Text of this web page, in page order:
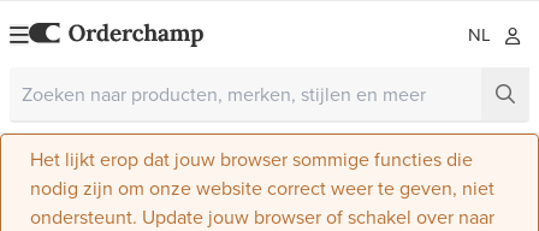
NL
Het lijkt erop dat jouw browser sommige functies die
nodig zijn om onze website correct weer te geven, niet
ondersteunt. Update jouw browser of schakel over naar